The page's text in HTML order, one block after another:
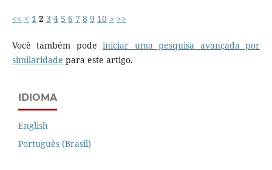
<< < 1 2 3 4 5 6 7 8 9 10 > >>
Você também podeiniciar uma pesquisa avançada por
similaridade para este artigo.
IDIOMA
English
Português (Brasil)